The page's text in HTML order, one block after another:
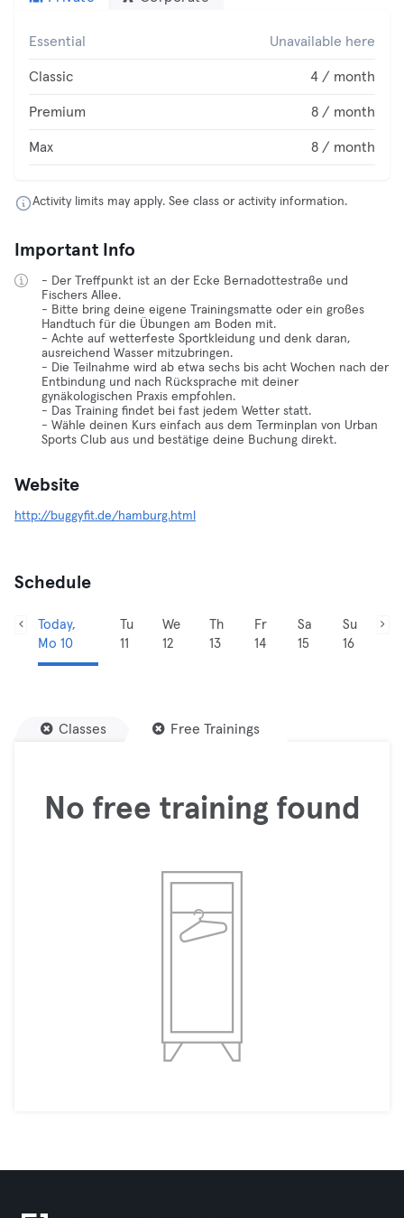
Essential Unavailable here
Classic 4 / month
Premium 8 / month
Max 8 / month
Activity limits may apply. See class or activity information.
Important Info
- Der Treffpunkt ist an der Ecke Bernadottestraße und
Fischers Allee.
- Bitte bring deine eigene Trainingsmatte oder ein großes
Handtuch für die Übungen am Boden mit.
- Achte auf wetterfeste Sportkleidung und denk daran,
ausreichend Wasser mitzubringen.
- Die Teilnahme wird ab etwa sechs bis acht Wochen nach der
Entbindung und nach Rücksprache mit deiner
gynäkologischen Praxis empfohlen.
- Das Training findet bei fast jedem Wetter statt.
- Wähle deinen Kurs einfach aus dem Terminplan von Urban
Sports Club aus und bestätige deine Buchung direkt.
Website
http://buggyfit.de/hamburg.html
Schedule
Today,
Mo 10
Tu
11
We
12
Th
13
Fr
14
Sa
15
Su
16
Classes Free Trainings
No free training found